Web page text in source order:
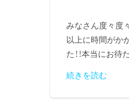
みなさん度々度
以上に時間がか
た！！本当にお待た
続きを読む